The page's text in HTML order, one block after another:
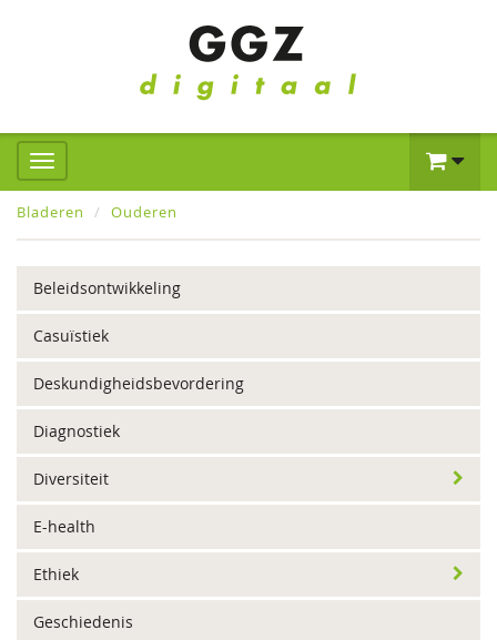
Bladeren Ouderen
Beleidsontwikkeling
Casuïstiek
Deskundigheidsbevordering
Diagnostiek
Diversiteit
E-health
Ethiek
Geschiedenis